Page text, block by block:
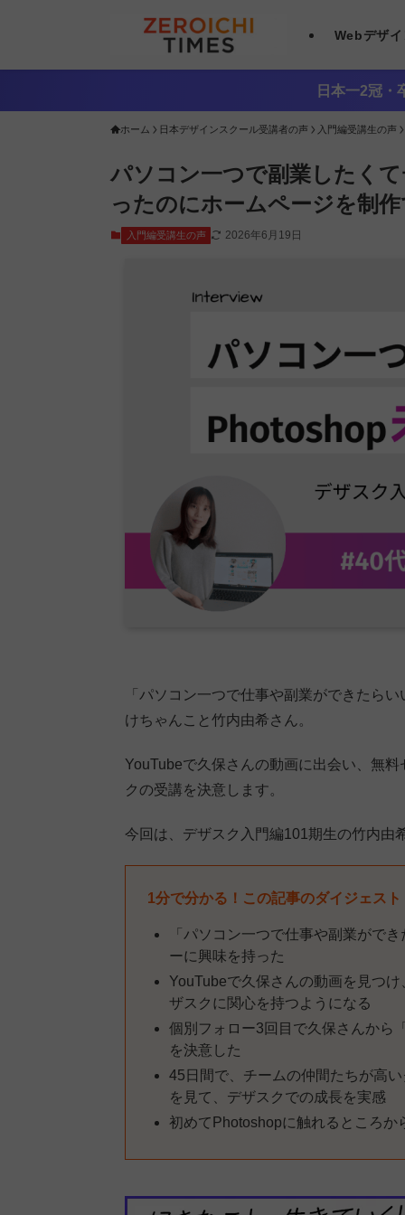
Webデザ
日本一2冠・
ホーム 日本デザインスクール受講者の声 入門編受講生の声
パソコン一つで副業したく
ったのにホームページを制
入門編受講生の声 2026年6月19日
「パソコン一つで仕事や副業ができたら
けちゃんこと竹内由希さん。
YouTubeで久保さんの動画に出会い、無
クの受講を決意します。
今回は、デザスク入門編101期生の竹内由
1分で分かる！この記事のダイジェスト
「パソコン一つで仕事や副業がで
ーに興味を持った
YouTubeで久保さんの動画を見つ
ザスクに関心を持つようになる
個別フォロー3回目で久保さんから
を決意した
45日間で、チームの仲間たちが高
を見て、デザスクでの成長を実感
初めてPhotoshopに触れるところ